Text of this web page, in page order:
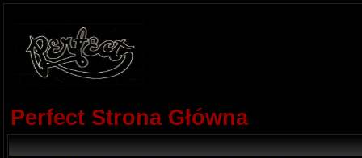
Perfect Strona Główna